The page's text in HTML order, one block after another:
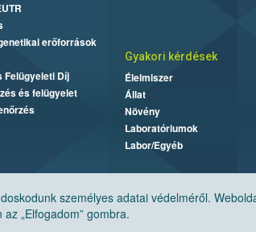
személyes adatai védelméről.
„Elfogadom” gombra.
erőforrások
Felügyeleti Díj
és felügyelet
Gyakori kérdések
Élelmiszer
Állat
Növény
Laboratóriumok
Labor/Egyéb